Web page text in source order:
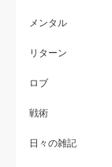
メンタル
リターン
ロブ
戦術
日々の雑記